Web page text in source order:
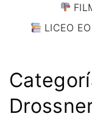
W)
LICEO
TALLERES
ONLINE
FILM